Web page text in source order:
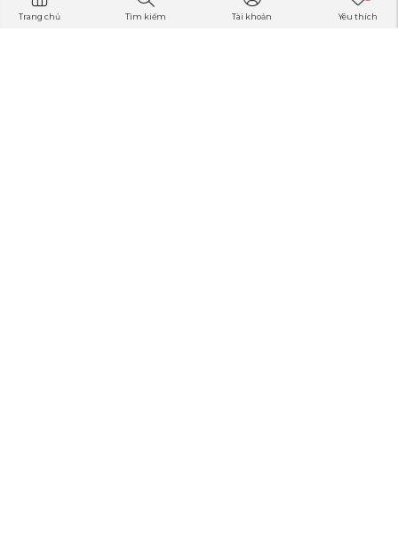
Youtube
Trang chủ Tìm kiếm Tài khoản Yêu thích